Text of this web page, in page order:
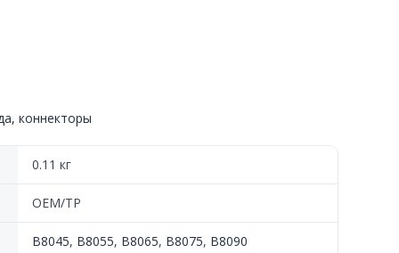
коннекторы
0.11 кг
OEM/TP
B8045, B8055, B8065, B8075, B8090